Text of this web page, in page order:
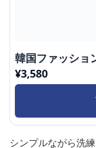
韓国ファッショ
¥3,580
シンプルながら洗